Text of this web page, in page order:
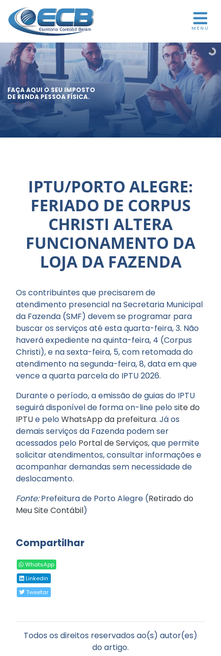
MENU
FAÇA AQUI O SEU IMPOSTO
DE RENDA PESSOA FÍSICA.
IPTU/PORTO ALEGRE:
FERIADO DE CORPUS
CHRISTI ALTERA
FUNCIONAMENTO DA
LOJA DA FAZENDA
Os contribuintes que precisarem de
atendimento presencial na Secretaria Municipal
da Fazenda (SMF) devem se programar para
buscar os serviços até esta quarta-feira, 3. Não
haverá expediente na quinta-feira, 4 (Corpus
Christi), e na sexta-feira, 5, com retomada do
atendimento na segunda-feira, 8, data em que
vence a quarta parcela do IPTU 2026.
Durante o período, a emissão de guias do IPTU
seguirá disponível de forma on-line pelo site do
IPTUe peloWhatsApp da prefeitura. Já os
demais serviços da Fazenda podem ser
acessados pelo Portal de Serviços, que permite
solicitar atendimentos, consultar informações e
acompanhar demandas sem necessidade de
deslocamento.
Fonte:Prefeitura de Porto Alegre (Retirado do
Meu Site Contábil)
Compartilhar
WhatsApp
Linkedin
Tweetar
Todos os direitos reservados ao(s) autor(es)
do artigo.